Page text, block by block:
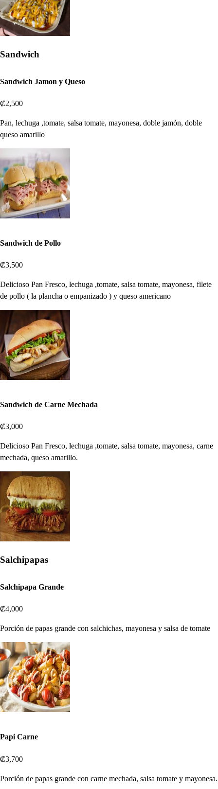
Sandwich
Sandwich Jamon y Queso
₡2,500
Pan, lechuga ,tomate, salsa tomate, mayonesa, doble jamón, doble
queso amarillo
Sandwich de Pollo
₡3,500
Delicioso Pan Fresco, lechuga ,tomate, salsa tomate, mayonesa, filete
de pollo ( la plancha o empanizado ) y queso americano
Sandwich de Carne Mechada
₡3,000
Delicioso Pan Fresco, lechuga ,tomate, salsa tomate, mayonesa, carne
mechada, queso amarillo.
Salchipapas
Salchipapa Grande
₡4,000
Porción de papas grande con salchichas, mayonesa y salsa de tomate
Papi Carne
₡3,700
Porción de papas grande con carne mechada, salsa tomate y mayonesa.